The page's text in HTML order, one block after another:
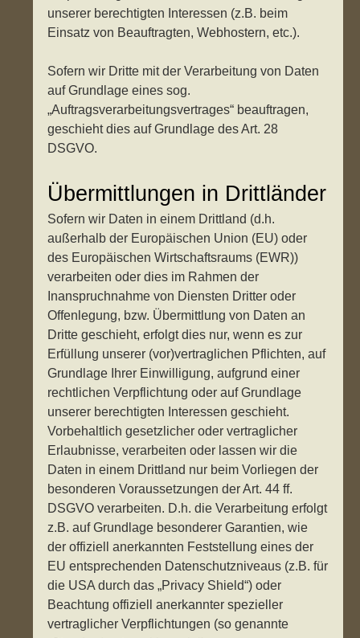
unserer berechtigten Interessen (z.B. beim
Einsatz von Beauftragten, Webhostern, etc.).
Sofern wir Dritte mit der Verarbeitung von Daten
auf Grundlage eines sog.
„Auftragsverarbeitungsvertrages“ beauftragen,
geschieht dies auf Grundlage des Art. 28
DSGVO.
Übermittlungen in Drittländer
Sofern wir Daten in einem Drittland (d.h.
außerhalb der Europäischen Union (EU) oder
des Europäischen Wirtschaftsraums (EWR))
verarbeiten oder dies im Rahmen der
Inanspruchnahme von Diensten Dritter oder
Offenlegung, bzw. Übermittlung von Daten an
Dritte geschieht, erfolgt dies nur, wenn es zur
Erfüllung unserer (vor)vertraglichen Pflichten, auf
Grundlage Ihrer Einwilligung, aufgrund einer
rechtlichen Verpflichtung oder auf Grundlage
unserer berechtigten Interessen geschieht.
Vorbehaltlich gesetzlicher oder vertraglicher
Erlaubnisse, verarbeiten oder lassen wir die
Daten in einem Drittland nur beim Vorliegen der
besonderen Voraussetzungen der Art. 44 ff.
DSGVO verarbeiten. D.h. die Verarbeitung erfolgt
z.B. auf Grundlage besonderer Garantien, wie
der offiziell anerkannten Feststellung eines der
EU entsprechenden Datenschutzniveaus (z.B. für
die USA durch das „Privacy Shield“) oder
Beachtung offiziell anerkannter spezieller
vertraglicher Verpflichtungen (so genannte